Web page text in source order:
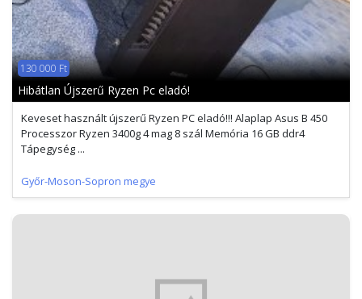
130 000 Ft
Hibátlan Újszerű Ryzen Pc eladó!
Keveset használt újszerű Ryzen PC eladó!!! Alaplap Asus B 450
Processzor Ryzen 3400g 4 mag 8 szál Memória 16 GB ddr4
Tápegység ...
Győr-Moson-Sopron megye